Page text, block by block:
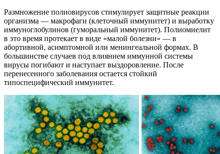
Размножение полиовирусов стимулирует защитные реакции
организма — макрофаги (клеточный иммунитет) и выработку
иммуноглобулинов (гуморальный иммунитет). Полиомиелит
в это время протекает в виде «малой болезни» — в
абортивной, асимптомной или менингеальной формах. В
большинстве случаев под влиянием иммунной системы
вирусы погибают и наступает выздоровление. После
перенесенного заболевания остается стойкий
типоспецифический иммунитет.